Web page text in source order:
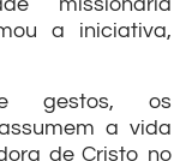
missionária
a iniciativa,
os
a vida
de Cristo no